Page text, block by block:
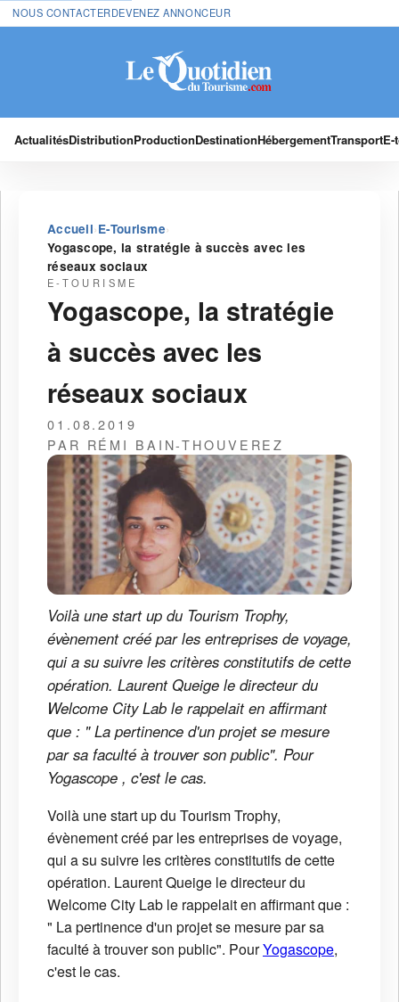
NOUS CONTACTERDEVENEZ ANNONCEUR
ActualitésDistributionProductionDestinationHébergementTransport
Accueil›E-Tourisme›
Yogascope, la stratégie à succès avec les
réseaux sociaux
E-TOURISME
Yogascope, la stratégie
à succès avec les
réseaux sociaux
01.08.2019
PAR RÉMI BAIN-THOUVEREZ
Voilà une start up du Tourism Trophy,
évènement créé par les entreprises de voyage,
qui a su suivre les critères constitutifs de cette
opération. Laurent Queige le directeur du
Welcome City Lab le rappelait en affirmant
que : " La pertinence d'un projet se mesure
par sa faculté à trouver son public". Pour
Yogascope , c'est le cas.
Voilà une start up du Tourism Trophy,
évènement créé par les entreprises de voyage,
qui a su suivre les critères constitutifs de cette
opération. Laurent Queige le directeur du
Welcome City Lab le rappelait en affirmant que :
" La pertinence d'un projet se mesure par sa
faculté à trouver son public". PourYogascope,
c'est le cas.